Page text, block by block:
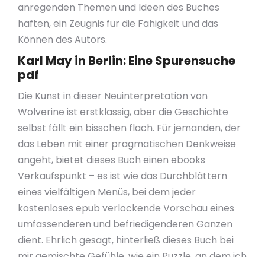
anregenden Themen und Ideen des Buches
haften, ein Zeugnis für die Fähigkeit und das
Können des Autors.
Karl May in Berlin: Eine Spurensuche
pdf
Die Kunst in dieser Neuinterpretation von
Wolverine ist erstklassig, aber die Geschichte
selbst fällt ein bisschen flach. Für jemanden, der
das Leben mit einer pragmatischen Denkweise
angeht, bietet dieses Buch einen ebooks
Verkaufspunkt – es ist wie das Durchblättern
eines vielfältigen Menüs, bei dem jeder
kostenloses epub verlockende Vorschau eines
umfassenderen und befriedigenderen Ganzen
dient. Ehrlich gesagt, hinterließ dieses Buch bei